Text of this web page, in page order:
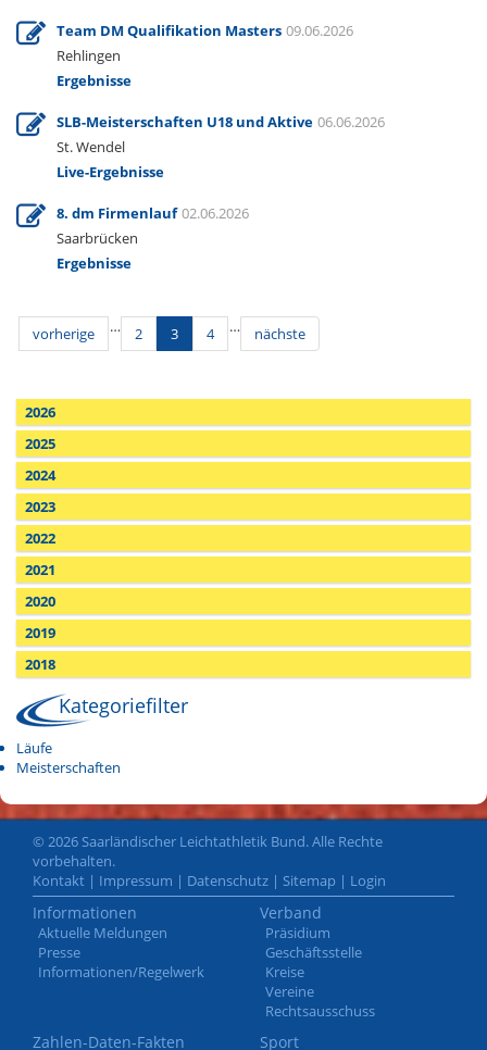
Team DM Qualifikation Masters 09.06.2026
Rehlingen
Ergebnisse
SLB-Meisterschaften U18 und Aktive 06.06.2026
St. Wendel
Live-Ergebnisse
8. dm Firmenlauf 02.06.2026
Saarbrücken
Ergebnisse
vorherige … 2 3 4 … nächste
2026
2025
2024
2023
2022
2021
2020
2019
2018
Kategoriefilter
Läufe
Meisterschaften
© 2026 Saarländischer Leichtathletik Bund. Alle Rechte
vorbehalten.
Kontakt | Impressum | Datenschutz | Sitemap | Login
Informationen
Aktuelle Meldungen
Presse
Informationen/Regelwerk
Verband
Präsidium
Geschäftsstelle
Kreise
Vereine
Rechtsausschuss
Zahlen-Daten-Fakten Sport